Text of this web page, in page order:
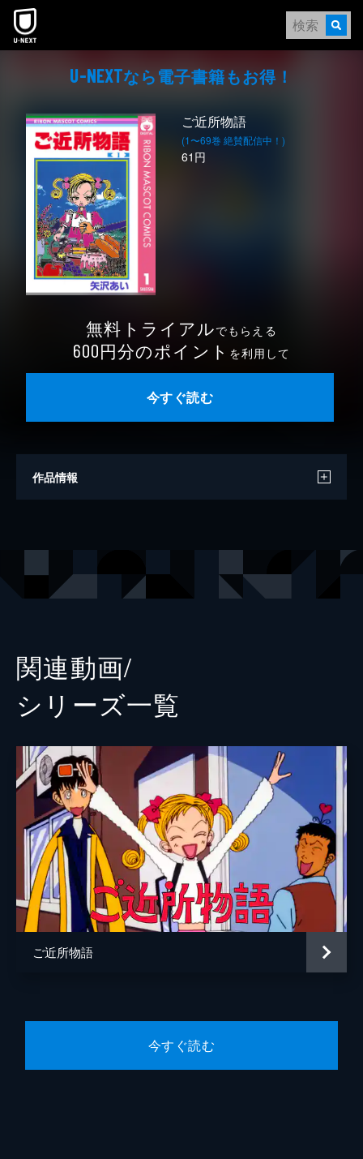
本文へスキップ
U-NEXTなら電⼦書籍もお得！
ご近所物語
(1〜69巻 絶賛配信中！)
61円
無料トライアルでもらえる
600円分のポイント を利用して
今すぐ読む
作品情報
出版社
関連動画/
シリーズ⼀覧
ご近所物語
今すぐ読む